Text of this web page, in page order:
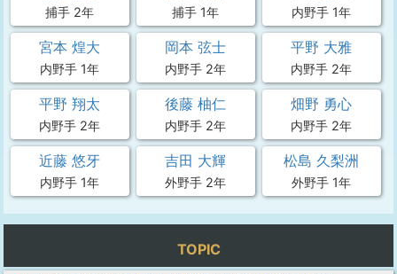
捕手 2年 捕手 1年 内野手 1年
宮本 煌大
内野手 1年
岡本 弦士
内野手 2年
平野 大雅
内野手 2年
平野 翔太
内野手 2年
後藤 柚仁
内野手 2年
畑野 勇心
内野手 2年
近藤 悠牙
内野手 1年
吉田 大輝
外野手 2年
松島 久梨洲
外野手 1年
TOPIC